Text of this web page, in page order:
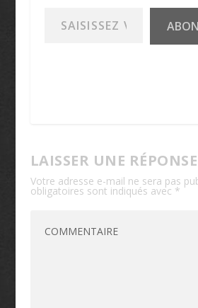
LAISSER UNE RÉPONSE
Votre adresse e-mail ne sera pas
obligatoires sont indiqués avec *